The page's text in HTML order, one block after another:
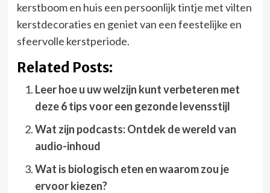
kerstboom en huis een persoonlijk tintje met vilten
kerstdecoraties en geniet van een feestelijke en
sfeervolle kerstperiode.
Related Posts:
Leer hoe u uw welzijn kunt verbeteren met
deze 6 tips voor een gezonde levensstijl
Wat zijn podcasts: Ontdek de wereld van
audio-inhoud
Wat is biologisch eten en waarom zou je
ervoor kiezen?